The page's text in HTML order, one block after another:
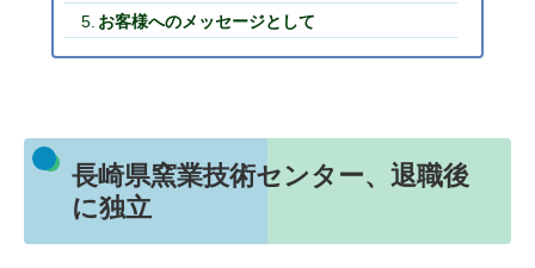
お客様へのメッセージとして
長崎県窯業技術センター、退職後
に独立